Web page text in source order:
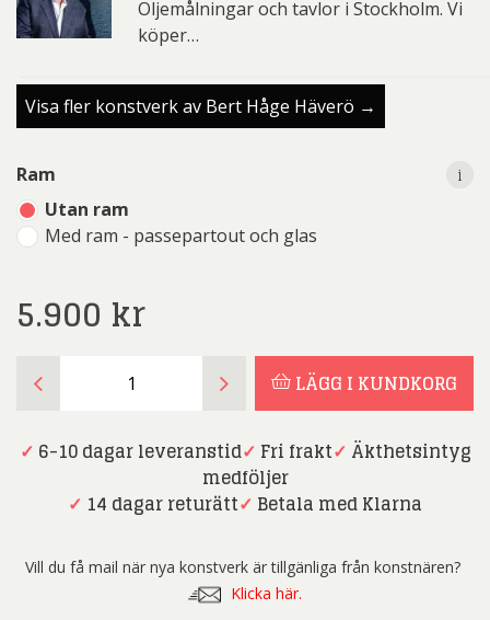
Oljemålningar och tavlor i Stockholm. Vi
köper…
Visa fler konstverk av Bert Håge Häverö →
Ram
Utan ram
Med ram - passepartout och glas
i
5.900 kr
i
Håge
-
mängd
LÄGG I KUNDKORG
✓ 6-10 dagar leveranstid✓ Fri frakt✓ Äkthetsintyg
medföljer
✓ 14 dagar returätt✓ Betala med Klarna
Vill du få mail när nya konstverk är tillgänliga från konstnären?
Klicka här.